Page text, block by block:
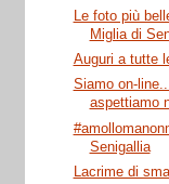
Le foto più
Miglia di
Auguri a tutte
Siamo on-
aspettiamo
Senigallia
Lacrime di